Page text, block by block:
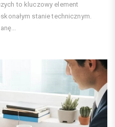
to kluczowy element
stanie technicznym.